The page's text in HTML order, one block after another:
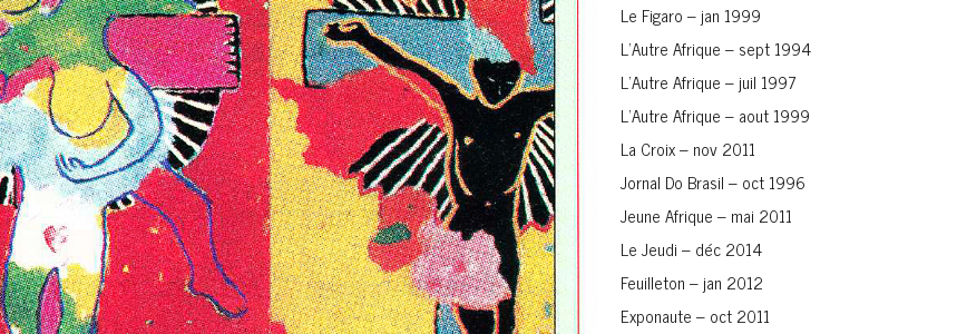
Le Figaro – jan 1999
L’Autre Afrique – sept 1994
L’Autre Afrique – juil 1997
L’Autre Afrique – aout 1999
La Croix – nov 2011
Jornal Do Brasil – oct 1996
Jeune Afrique – mai 2011
Le Jeudi – déc 2014
Feuilleton – jan 2012
Exponaute – oct 2011